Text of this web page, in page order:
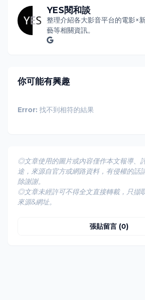
YES閱和談
整理介紹各大影音平台的電影×
藝等相關資訊。
你可能有興趣
Error: 找不到相符的結果
◎文章使用的圖片或內容僅作本文報導、
途，來源自官方或網路資料，有侵權的話
除謝謝。
◎文章未經許可不得全文直接轉載，只擷
來源&網址。
張貼留言 (0)